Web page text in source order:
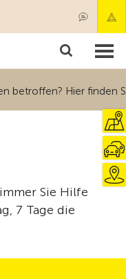
Hier finden
Hier finden
Hier finden
Hier finden
Sie Hilfe
7 Tage die